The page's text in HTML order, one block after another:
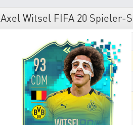
Axel Witsel FIFA 20 Spieler-
93
CDM